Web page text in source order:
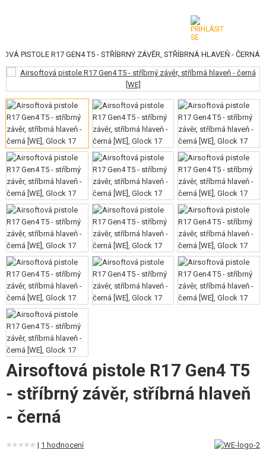
KATEGORIE
VZDUCHOVÉ ZBRANĚ, PRAKY
GRANÁTOMETY, GRANÁTY
KULIČKY, PLYN
AKUMULÁTORY, NABÍJEČKY
ZÁSOBNÍKY, PLNIČKY
BRÝLE, MASKY
VÝSTROJ, UNIFORMY, POUZDRA
MASKOVÁNÍ, BARVY, PÁSKY
VYSÍLAČKY, HEADSETY, KAMERY
DOPLŇKY KE ZBRANÍM, POPRUHY
NÁHRADNÍ DÍLY, UPGRADE
SERVIS A ÚDRŽBA ZBRANÍ
PISTOLE R17 GEN4 T5 - STŘÍBRNÝ ZÁVĚR, STŘÍBRNÁ HLAVEŇ - ČERNÁ
Airsoftová pistole R17 Gen4 T5
- stříbrný závěr, stříbrná hlaveň
- černá
| 1 hodnocení